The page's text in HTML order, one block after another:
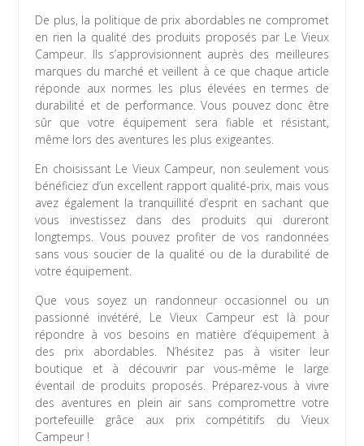
De plus, la politique de prix abordables ne compromet
en rien la qualité des produits proposés par Le Vieux
Campeur. Ils s’approvisionnent auprès des meilleures
marques du marché et veillent à ce que chaque article
réponde aux normes les plus élevées en termes de
durabilité et de performance. Vous pouvez donc être
sûr que votre équipement sera fiable et résistant,
même lors des aventures les plus exigeantes.
En choisissant Le Vieux Campeur, non seulement vous
bénéficiez d’un excellent rapport qualité-prix, mais vous
avez également la tranquillité d’esprit en sachant que
vous investissez dans des produits qui dureront
longtemps. Vous pouvez profiter de vos randonnées
sans vous soucier de la qualité ou de la durabilité de
votre équipement.
Que vous soyez un randonneur occasionnel ou un
passionné invétéré, Le Vieux Campeur est là pour
répondre à vos besoins en matière d’équipement à
des prix abordables. N’hésitez pas à visiter leur
boutique et à découvrir par vous-même le large
éventail de produits proposés. Préparez-vous à vivre
des aventures en plein air sans compromettre votre
portefeuille grâce aux prix compétitifs du Vieux
Campeur !